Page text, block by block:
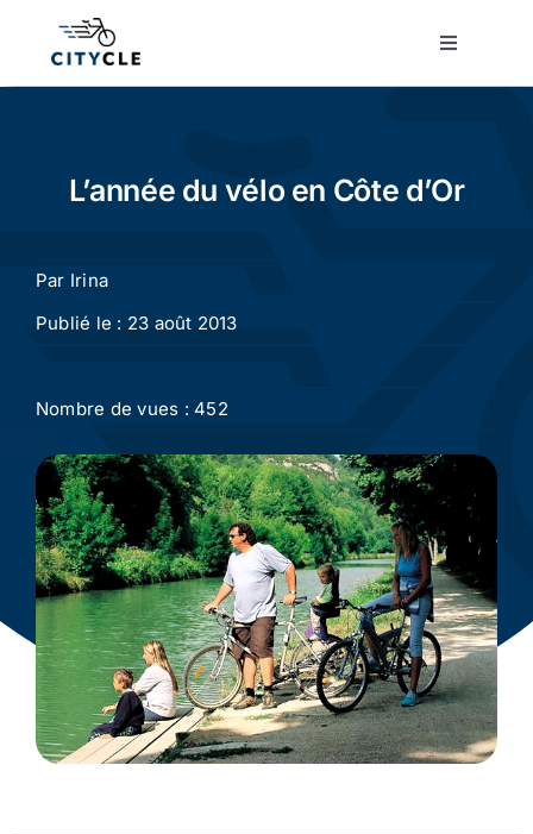
Toggle
Cyclisme urbain
Conseils
Actualité
Ecologie
L’année du vélo en Côte d’Or
Par Irina
Publié le : 23 août 2013
Nombre de vues : 452